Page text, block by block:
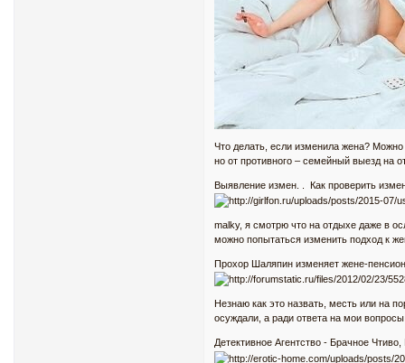
Что делать, если изменила жена?
но от противного – семейный выезд на
Выявление измен. . Как проверить
malky, я смотрю что на отдыхе даже в
можно попытаться изменить подход к
Прохор Шаляпин изменяет жене-
Незнаю как это назвать, месть или на
осуждали, а ради ответа на мои
Детективное Агентство - Брачное